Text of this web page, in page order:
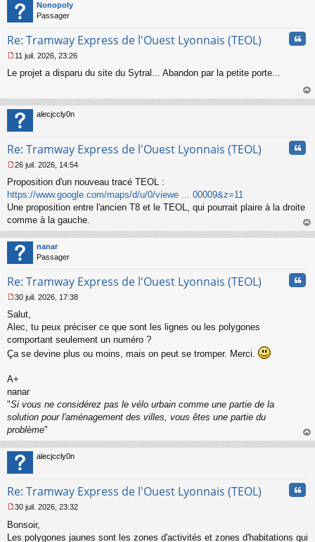
Nonopoly
Passager
Re: Tramway Express de l'Ouest Lyonnais (TEOL)
e
a
g
e
o
l
u
11 juil. 2026, 23:26
Le projet a disparu du site du Sytral... Abandon par la petite porte...
au
alecjccly0n
Re: Tramway Express de l'Ouest Lyonnais (TEOL)
e
s
s
g
n
o
l
u
26 juil. 2026, 14:54
Proposition d'un nouveau tracé TEOL :
https://www.google.com/maps/d/u/0/viewe ... 00009&z=11
Une proposition entre l'ancien T8 et le TEOL, qui pourrait plaire à la droite
comme à la gauche.
au
nanar
Passager
Re: Tramway Express de l'Ouest Lyonnais (TEOL)
e
s
s
g
n
o
n
l
u
30 juil. 2026, 17:38
Salut,
Alec, tu peux préciser ce que sont les lignes ou les polygones
comportant seulement un numéro ?
Ça se devine plus ou moins, mais on peut se tromper. Merci.
A+
nanar
"Si vous ne considérez pas le vélo urbain comme une partie de la
solution pour l'aménagement des villes, vous êtes une partie du
problème"
au
alecjccly0n
Re: Tramway Express de l'Ouest Lyonnais (TEOL)
e
s
30 juil. 2026, 23:32
Bonsoir,
Les polygones jaunes sont les zones d'activités et zones d'habitations qui